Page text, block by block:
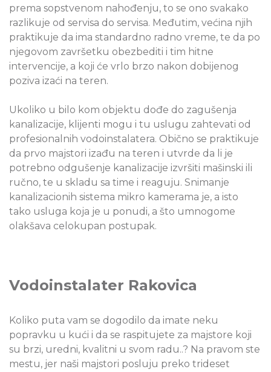
prema sopstvenom nahođenju, to se ono svakako
razlikuje od servisa do servisa. Međutim, većina njih
praktikuje da ima standardno radno vreme, te da po
njegovom završetku obezbediti i tim hitne
intervencije, a koji će vrlo brzo nakon dobijenog
poziva izaći na teren.
Ukoliko u bilo kom objektu dođe do zagušenja
kanalizacije, klijenti mogu i tu uslugu zahtevati od
profesionalnih vodoinstalatera. Obično se praktikuje
da prvo majstori izađu na teren i utvrde da li je
potrebno odgušenje kanalizacije izvršiti mašinski ili
ručno, te u skladu sa time i reaguju. Snimanje
kanalizacionih sistema mikro kamerama je, a isto
tako usluga koja je u ponudi, a što umnogome
olakšava celokupan postupak.
Vodoinstalater Rakovica
Koliko puta vam se dogodilo da imate neku
popravku u kući i da se raspitujete za majstore koji
su brzi, uredni, kvalitni u svom radu..? Na pravom ste
mestu, jer naši majstori posluju preko trideset